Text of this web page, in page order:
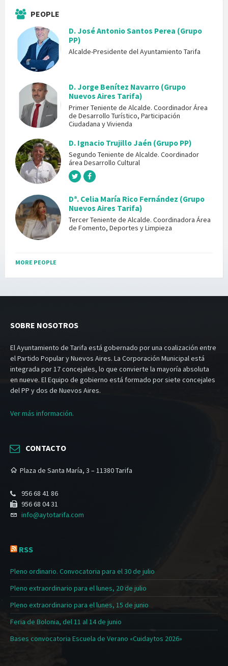
PEOPLE
D. José Antonio Santos Perea (Grupo
PP)
Alcalde-Presidente del Ayuntamiento Tarifa
D. Jorge Benítez Navarro (Grupo
Nuevos Aires Tarifa)
Primer Teniente de Alcalde. Coordinador Área
de Desarrollo Turístico, Participación
Ciudadana y Vivienda
D. Ignacio Trujillo Jaén (Grupo PP)
Segundo Teniente de Alcalde. Coordinador
área Desarrollo Cultural
Dª. Celia María Rico Fernández (Grupo
Nuevos Aires Tarifa)
Tercer Teniente de Alcalde. Coordinadora Área
de Fomento, Deportes y Limpieza
MORE PEOPLE
SOBRE NOSOTROS
El Ayuntamiento de Tarifa está gobernado por una coalización entre
el Partido Popular y Nuevos Aires. La Corporación Municipal está
integrada por 17 concejales, lo que convierte la mayoría absoluta
en nueve. El Equipo de gobierno está formado por siete concejales
del PP y dos de Nuevos Aires.
Ver más información.
CONTACTO
Plaza de Santa María, 3 – 11380 Tarifa
956 68 41 86
956 68 04 31
info@aytotarifa.com
RSS
Pleno ordinario. Convocatoria para el 30 de julio
Pleno extraordinario para el lunes, 20 de julio
Pleno extraordinario para el lunes, 15 de junio
Feria de Bolonia, del 11 al 14 de junio
Bases convocatoria Escuela de Verano «Cuidaytos 2026»